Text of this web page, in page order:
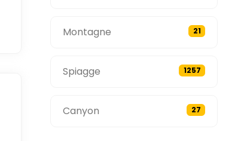
Montagne 21
Spiagge 1257
Canyon 27